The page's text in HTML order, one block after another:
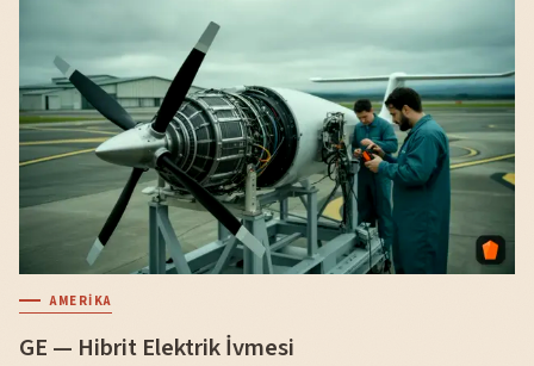
AMERIKA
GE — Hibrit Elektrik İvmesi